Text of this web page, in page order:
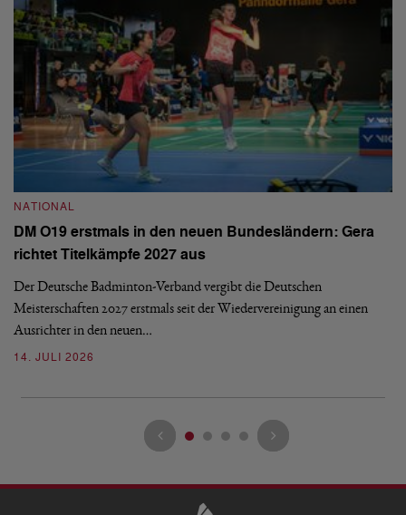
NATIONAL
DM O19 erstmals in den neuen Bundesländern: Gera
richtet Titelkämpfe 2027 aus
Der Deutsche Badminton-Verband vergibt die Deutschen
Meisterschaften 2027 erstmals seit der Wiedervereinigung an einen
Ausrichter in den neuen…
14. JULI 2026